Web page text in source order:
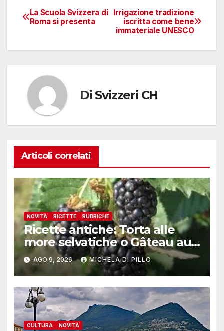
NavigazioneIrrigazione tradizione
iscritta come bene
immateriale UNESCO
La Scuola Svizzera di
Roma si presenta
Di Svizzeri CH
Articoli correlati
NOVITÀ RICETTE RUBRICHE
Ricette antiche: Torta alle
more selvatiche o Gâteau au
mȗres sauvages
AGO 9, 2026 MICHELA DI PILLO
CULTURA NOVITÀ